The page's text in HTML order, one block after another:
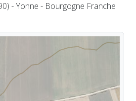
- Yonne - Bourgogne Franche